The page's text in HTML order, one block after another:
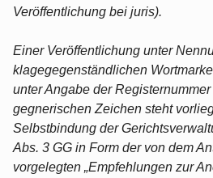
Veröffentlichung bei juris).
Einer Veröffentlichung unter
klagegegenständlichen
unter Angabe der
gegnerischen Zeichen steht
Selbstbindung der
Abs. 3 GG in Form der von dem
vorgelegten „Empfehlungen zur